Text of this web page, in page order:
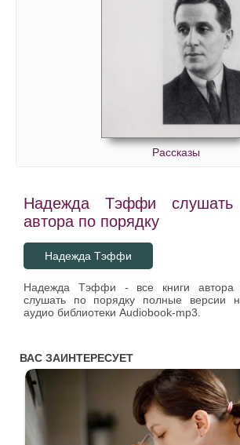
Рассказы
Надежда Тэффи слушать
автора по порядку
Надежда Тэффи
Надежда Тэффи - все книги
слушать по порядку полные версии
аудио библиотеки Audiobook-mp3.